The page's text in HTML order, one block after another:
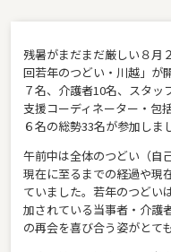
残暑がまだまだ厳しい８月
回若年のつどい・川越」が
７名、介護者10名、スタ
支援コーディネーター・包
６名の総勢33名が参加しま
午前中は全体のつどい（自
現在に至るまでの経過や現
ていました。若年のつどい
加されている当事者・介護
の再会を喜び合う姿がとて